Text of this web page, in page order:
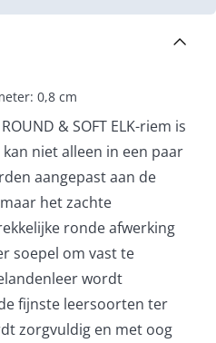
0,8 cm
& SOFT ELK-riem is
niet alleen in een paar
aangepast aan de
het zachte
ronde afwerking
soepel om vast te
wordt
fijnste leersoorten ter
zorgvuldig en met oog